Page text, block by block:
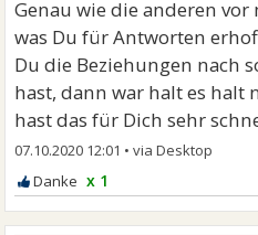
Genau wie die anderen
was Du für Antworten
Du die Beziehungen nach
hast, dann war halt es halt
hast das für Dich sehr
07.10.2020 12:01 •
x 1